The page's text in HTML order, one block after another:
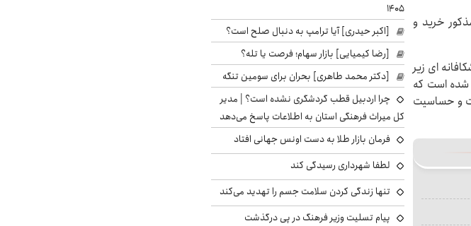
خرید و
ای زیر
شده است که
و حساسیت
۱۴۰۵
[اکبر حیدری] آیا ترامپ به دنبال صلح است؟
[رضا کیمیایی] بازار سهام؛ فرصت یا تله؟
[دکتر محمد طاهری] بحران برای سومین تنگه
چرا اردبیل قطب گردشگری نشده است؟ | مدیر
کل میراث فرهنگی استان به اطلاعات پاسخ می‌دهد
فرمان بازار طلا به دست اونس جهانی افتاد
لطفا شهرداری رسیدگی کند
تنها زندگی کردن سلامت جسم را تهدید می‌کند
پیام تسلیت وزیر فرهنگ در پی درگذشت